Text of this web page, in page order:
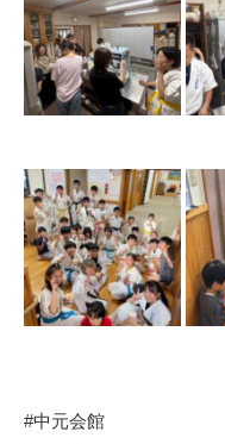
#中元会館